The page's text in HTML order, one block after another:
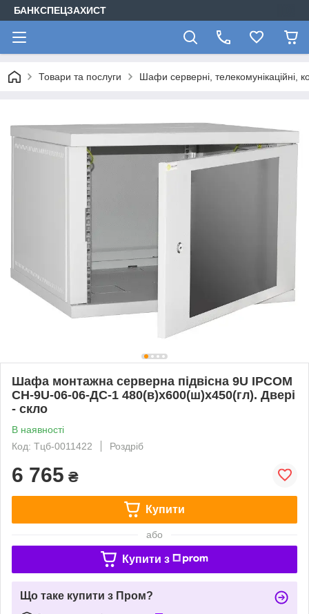
БАНКСПЕЦЗАХИСТ
Товари та послуги Шафи серверні, телекомунікаційні,
Шафа монтажна серверна підвісна 9U IPCOM
СН-9U-06-06-ДС-1 480(в)х600(ш)х450(гл). Двері
- скло
В наявності
Код: Тцб-0011422
Роздріб
6 765 ₴
Купити
або
Купити з
Що таке купити з Пром?